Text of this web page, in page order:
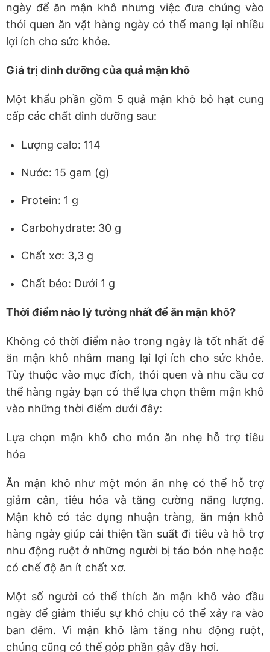
ngày để ăn mận khô nhưng việc đưa chúng vào
thói quen ăn vặt hàng ngày có thể mang lại nhiều
lợi ích cho sức khỏe.
Giá trị dinh dưỡng của quả mận khô
Một khẩu phần gồm 5 quả mận khô bỏ hạt cung
cấp các chất dinh dưỡng sau:
Lượng calo: 114
Nước: 15 gam (g)
Protein: 1 g
Carbohydrate: 30 g
Chất xơ: 3,3 g
Chất béo: Dưới 1 g
Thời điểm nào lý tưởng nhất để ăn mận khô?
Không có thời điểm nào trong ngày là tốt nhất để
ăn mận khô nhằm mang lại lợi ích cho sức khỏe.
Tùy thuộc vào mục đích, thói quen và nhu cầu cơ
thể hàng ngày bạn có thể lựa chọn thêm mận khô
vào những thời điểm dưới đây:
Lựa chọn mận khô cho món ăn nhẹ hỗ trợ tiêu
hóa
Ăn mận khô như một món ăn nhẹ có thể hỗ trợ
giảm cân, tiêu hóa và tăng cường năng lượng.
Mận khô có tác dụng nhuận tràng, ăn mận khô
hàng ngày giúp cải thiện tần suất đi tiêu và hỗ trợ
nhu động ruột ở những người bị táo bón nhẹ hoặc
có chế độ ăn ít chất xơ.
Một số người có thể thích ăn mận khô vào đầu
ngày để giảm thiểu sự khó chịu có thể xảy ra vào
ban đêm. Vì mận khô làm tăng nhu động ruột,
chúng cũng có thể góp phần gây đầy hơi.